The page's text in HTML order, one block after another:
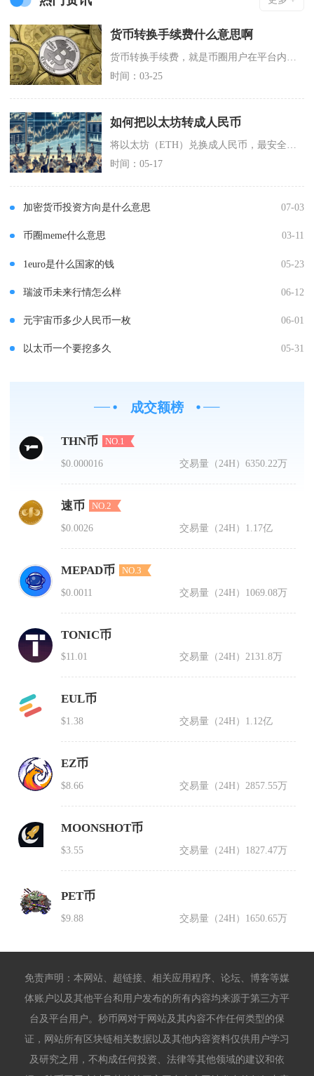
货币转换手续费什么意思啊
时间：03-25
如何把以太坊转成人民币
时间：05-17
加密货币投资方向是什么意思 07-03
币圈meme什么意思 03-11
1euro是什么国家的钱 05-23
瑞波币未来行情怎么样 06-12
元宇宙币多少人民币一枚 06-01
以太币一个要挖多久 05-31
成交额榜
THN币 NO.1
$0.000016 交易量（24H）6350.22万
速币 NO.2
$0.0026 交易量（24H） 1.17亿
MEPAD币 NO.3
$0.0011 交易量（24H） 1069.08万
TONIC币
$11.01 交易量（24H）2131.8万
EUL币
$1.38 交易量（24H） 1.12亿
EZ币
$8.66 交易量（24H） 2857.55万
MOONSHOT币
$3.55 交易量（24H） 1827.47万
PET币
$9.88 交易量（24H） 1650.65万
免责声明：本网站、超链接、相关应用程序、论坛、博客等媒
体账户以及其他平台和用户发布的所有内容均来源于第三方平
台及平台用户。秒币网对于网站及其内容不作任何类型的保
证，网站所有区块链相关数据以及其他内容资料仅供用户学习
及研究之用，不构成任何投资、法律等其他领域的建议和依